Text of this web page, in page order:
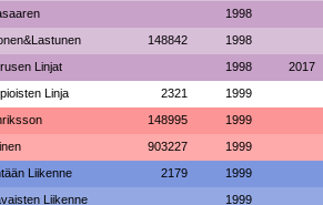
1998
148842 1998
Linjat 1998 2017
Linja 2321 1999
148995 1999
903227 1999
Liikenne 2179 1999
Liikenne 1999